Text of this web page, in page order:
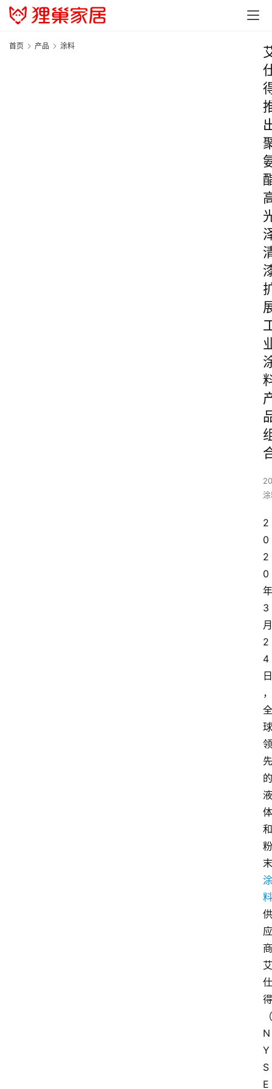
首页 产品 涂料
2
0
2
0
年
3
月
2
4
日
，
全
球
领
先
的
液
体
和
粉
末
涂
料
供
应
商
艾
仕
得
（
N
Y
S
E